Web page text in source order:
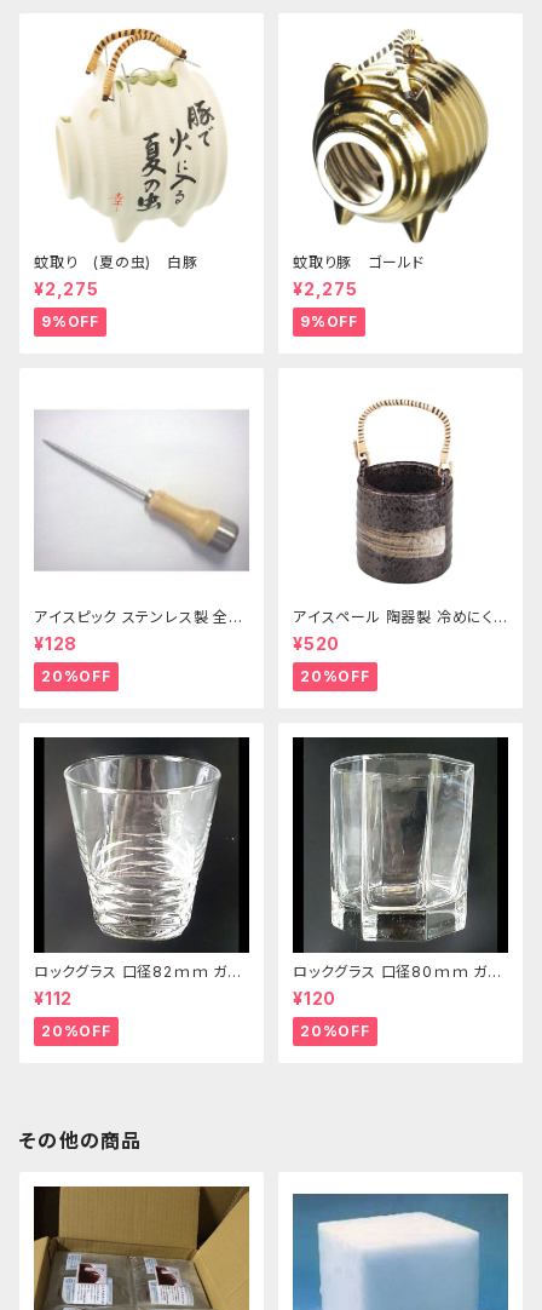
蚊取り (夏の虫) 白豚
¥2,275
9%OFF
蚊取り豚 ゴールド
¥2,275
9%OFF
アイスピック ステンレス製 全長
215ｍｍ
¥128
20%OFF
アイスペール 陶器製 冷めにくい
二重構造 860ml
¥520
20%OFF
ロックグラス 口径82ｍｍ ガラ
ス製 250cc
¥112
20%OFF
ロックグラス 口径80ｍｍ ガラ
ス製 220cc
¥120
20%OFF
その他の商品